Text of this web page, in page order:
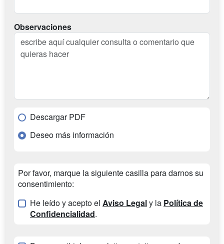
Observaciones
Descargar PDF
Deseo más información
Por favor, marque la siguiente casilla para darnos su
consentimiento:
He leído y acepto el Aviso Legaly la Política de
Confidencialidad.